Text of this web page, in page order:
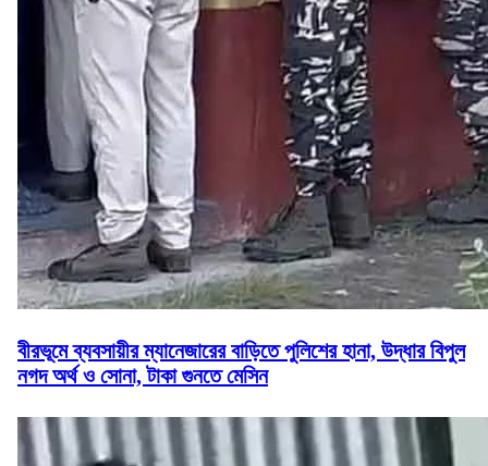
বীরভূমে ব্যবসায়ীর ম্যানেজারের বাড়িতে পুলিশের হানা, উদ্ধার বিপুল
নগদ অর্থ ও সোনা, টাকা গুনতে মেসিন